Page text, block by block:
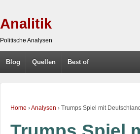
Analitik
Politische Analysen
Blog Quellen Best of
Home ›Analysen › Trumps Spiel mit